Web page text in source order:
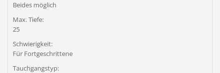
Beides möglich
Max. Tiefe:
25
Schwierigkeit:
Für Fortgeschrittene
Tauchgangstyp: